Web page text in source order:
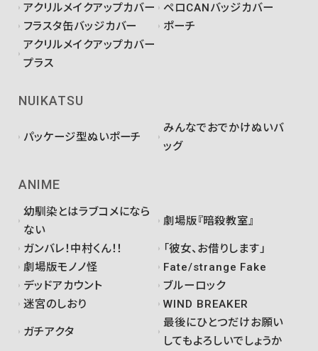
アクリルメイクアップカバー
ペロCANバッジカバー
フラスタ缶バッジカバー
ポーチ
アクリルメイクアップカバー
プラス
NUIKATSU
パッケージ型ぬいポーチ
みんなでおでかけぬいバ
ッグ
ANIME
幼馴染とはラブコメになら
ない
劇場版『暗殺教室』
ガンバレ！中村くん！！
「彼女、お借りします」
劇場版モノノ怪
Fate/strange Fake
デッドアカウント
ブルーロック
迷宮のしおり
WIND BREAKER
ガチアクタ
最後にひとつだけお願い
してもよろしいでしょうか